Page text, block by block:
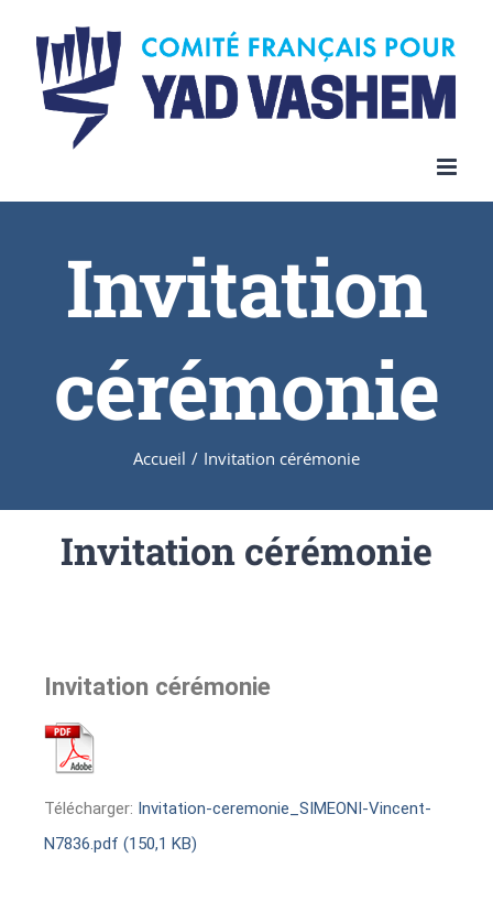
Invitation
cérémonie
Accueil / Invitation cérémonie
Invitation cérémonie
Invitation cérémonie
Télécharger: Invitation-ceremonie_SIMEONI-Vincent-
N7836.pdf (150,1 KB)